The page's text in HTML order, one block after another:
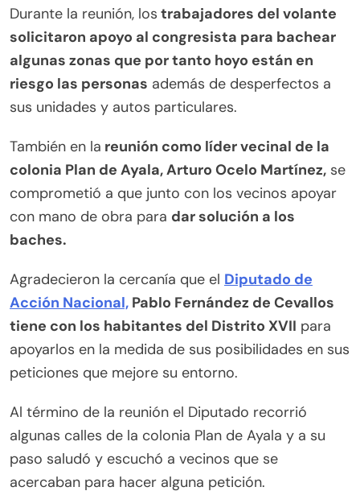
Durante la reunión, los trabajadores del volante
solicitaron apoyo al congresista para bachear
algunas zonas que por tanto hoyo están en
riesgo las personas además de desperfectos a
sus unidades y autos particulares.
También en la reunión como líder vecinal de la
colonia Plan de Ayala, Arturo Ocelo Martínez, se
comprometió a que junto con los vecinos apoyar
con mano de obra para dar solución a los
baches.
Agradecieron la cercanía que el Diputado de
Acción Nacional, Pablo Fernández de Cevallos
tiene con los habitantes del Distrito XVII para
apoyarlos en la medida de sus posibilidades en sus
peticiones que mejore su entorno.
Al término de la reunión el Diputado recorrió
algunas calles de la colonia Plan de Ayala y a su
paso saludó y escuchó a vecinos que se
acercaban para hacer alguna petición.